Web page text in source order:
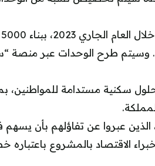
على أن تستكمل باقي المراحل تباعاً حتى عام 2030. وسيتم طرح
سكنية مستدامة للمواطنين،
الذين عبروا عن تفاؤلهم بأن
الاقتصاد بالمشروع باعتباره